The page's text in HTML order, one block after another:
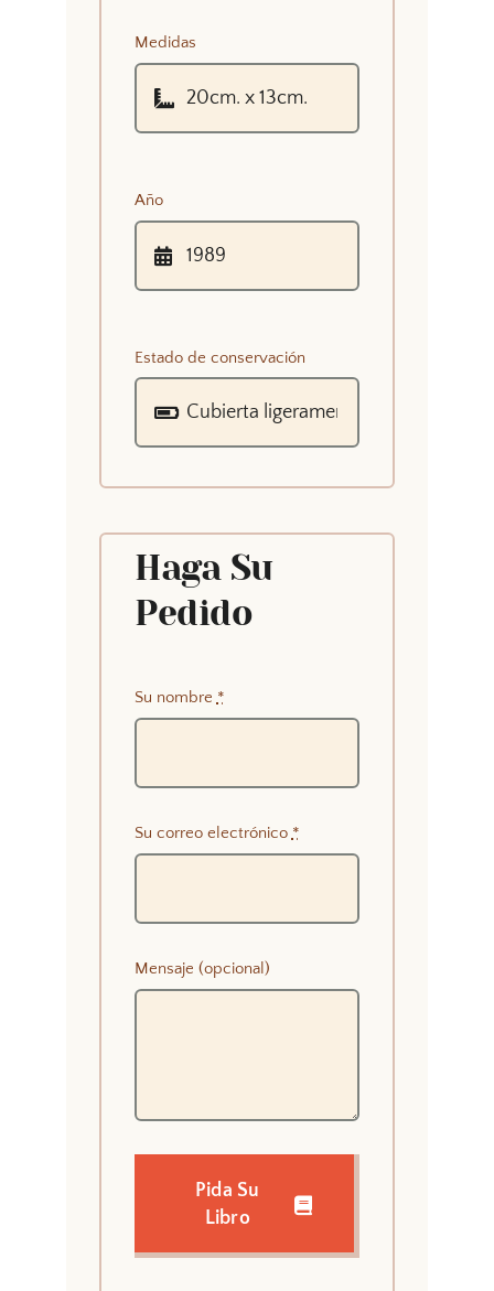
Medidas
Año
Estado de conservación
Haga Su
Pedido
Su nombre *
Su correo electrónico *
Mensaje (opcional)
Pida Su
Libro